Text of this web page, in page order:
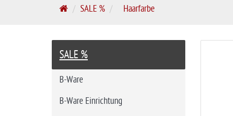
S
r
t
s
i
SALE % Haarfarbe
SALE %
B-Ware
B-Ware Einrichtung